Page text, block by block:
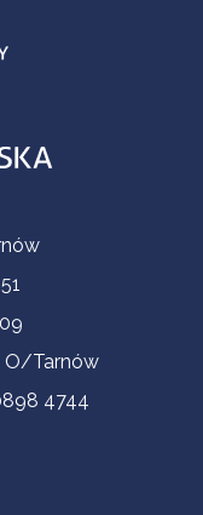
O/Tarnów
4744